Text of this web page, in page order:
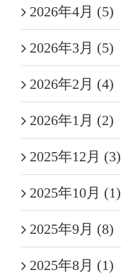
2026年4月 (5)
2026年3月 (5)
2026年2月 (4)
2026年1月 (2)
2025年12月 (3)
2025年10月 (1)
2025年9月 (8)
2025年8月 (1)